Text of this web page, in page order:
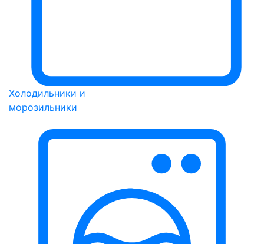
Холодильники и
морозильники